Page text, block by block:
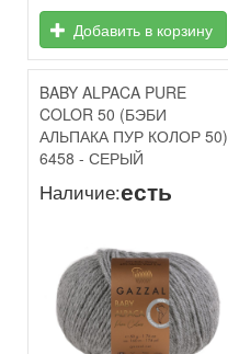
Добавить в корзину
BABY ALPACA PURE
COLOR 50 (БЭБИ
АЛЬПАКА ПУР КОЛОР 50)
6458 - СЕРЫЙ
Наличие:есть